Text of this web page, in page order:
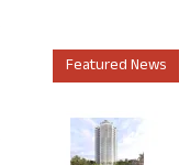
Featured News